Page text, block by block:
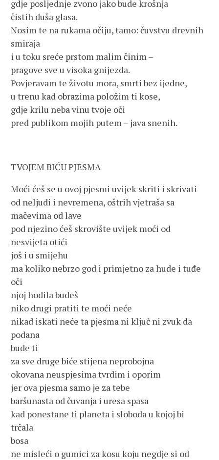
gdje posljednje zvono jako bude krošnja
čistih duša glasa.
Nosim te na rukama očiju, tamo: čuvstvu drevnih
smiraja
i u toku sreće prstom malim činim –
pragove sve u visoka gnijezda.
Povjeravam te životu mora, smrti bez ijedne,
u trenu kad obrazima položim ti kose,
gdje krilu neba vinu tvoje oči
pred publikom mojih putem – java snenih.
TVOJEM BIĆU PJESMA
Moći ćeš se u ovoj pjesmi uvijek skriti i skrivati
od neljudi i nevremena, oštrih vjetraša sa
mačevima od lave
pod njezino ćeš skrovište uvijek moći od
nesvijeta otići
još i u smijehu
ma koliko nebrzo god i primjetno za hude i tuđe
oči
njoj hodila budeš
niko drugi pratiti te moći neće
nikad iskati neće ta pjesma ni ključ ni zvuk da
podana
bude ti
za sve druge biće stijena neprobojna
okovana neuspjesima tvrdim i oporim
jer ova pjesma samo je za tebe
baršunasta od čuvanja i uresa spasa
kad ponestane ti planeta i sloboda u kojoj bi
trčala
bosa
ne misleći o gumici za kosu koju negdje si od